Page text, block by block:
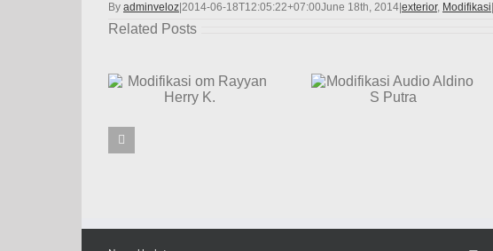
By adminveloz 2014-06-18T12:05:22+07:00June 18th, 2014 exterior, Modifikasi
Related Posts
Modifikasi Audio
Modifikasi Ivan